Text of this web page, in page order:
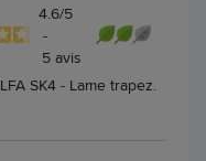
4.6/5
-
5 avis
SK4 - Lame trapez.